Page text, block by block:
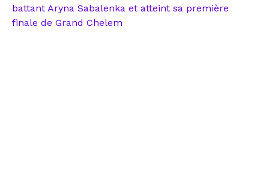
battant Aryna Sabalenka et atteint sa première
finale de Grand Chelem